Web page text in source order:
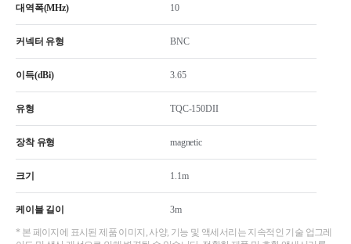
대역폭(MHz) 10
커넥터 유형 BNC
이득(dBi) 3.65
유형 TQC-150DII
장착 유형 magnetic
크기 1.1m
케이블 길이 3m
* 본 페이지에 표시된 제품 이미지, 사양, 기능 및 액세서리는 지속적인 기술 업그레